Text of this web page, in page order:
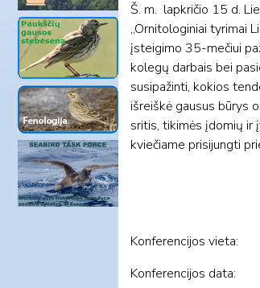
Š. m. lapkričio 15 d.
„Ornitologiniai tyrimai
įsteigimo 35-mečiui
kolegų darbais bei
susipažinti, kokios
išreiškė gausus būrys
sritis, tikimės įdomių ir
kviečiame prisijungti
Konferencijos vieta:
Konferencijos data: